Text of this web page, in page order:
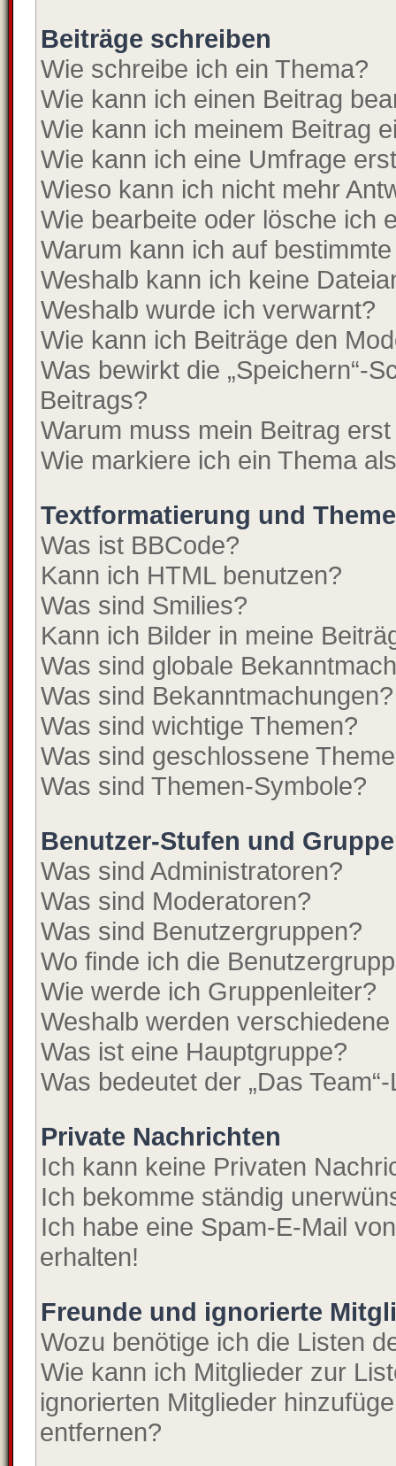
Beiträge schreiben
Wie schreibe ich ein Thema?
Wie kann ich einen Beitrag
Wie kann ich meinem Beitrag
Wie kann ich eine Umfrage
Wieso kann ich nicht mehr
Wie bearbeite oder lösche ich
Warum kann ich auf
Weshalb kann ich keine
Weshalb wurde ich verwarnt?
Wie kann ich Beiträge den
Was bewirkt die „Speichern“-
Beitrags?
Warum muss mein Beitrag
Wie markiere ich ein Thema
Textformatierung und
Was ist BBCode?
Kann ich HTML benutzen?
Was sind Smilies?
Kann ich Bilder in meine
Was sind globale
Was sind Bekanntmachungen?
Was sind wichtige Themen?
Was sind geschlossene
Was sind Themen-Symbole?
Benutzer-Stufen und
Was sind Administratoren?
Was sind Moderatoren?
Was sind Benutzergruppen?
Wo finde ich die
Wie werde ich Gruppenleiter?
Weshalb werden
Was ist eine Hauptgruppe?
Was bedeutet der „Das
Private Nachrichten
Ich kann keine Privaten
Ich bekomme ständig
Ich habe eine Spam-E-Mail
erhalten!
Freunde und ignorierte
Wozu benötige ich die Listen
Wie kann ich Mitglieder zur
ignorierten Mitglieder
entfernen?